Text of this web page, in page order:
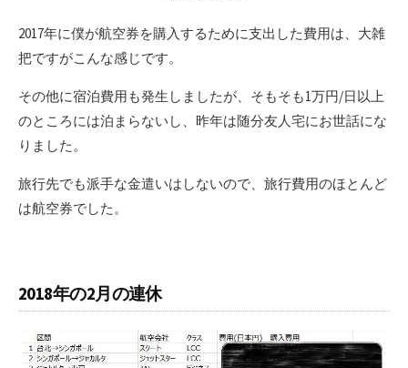
2017年に僕が航空券を購入するために支出した費用は、大雑
把ですがこんな感じです。
その他に宿泊費用も発生しましたが、そもそも1万円/日以上
のところには泊まらないし、昨年は随分友人宅にお世話にな
りました。
旅行先でも派手な金遣いはしないので、旅行費用のほとんど
は航空券でした。
2018年の2月の連休